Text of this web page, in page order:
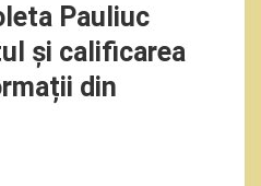
Pauliuc
și calificarea
din